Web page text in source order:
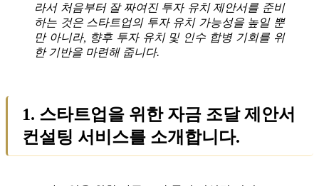
라서 처음부터 잘 짜여진 투자 유치 제안서를 준비
하는 것은 스타트업의 투자 유치 가능성을 높일 뿐
만 아니라, 향후 투자 유치 및 인수 합병 기회를 위
한 기반을 마련해 줍니다.
1. 스타트업을 위한 자금 조달 제안서
컨설팅 서비스를 소개합니다.